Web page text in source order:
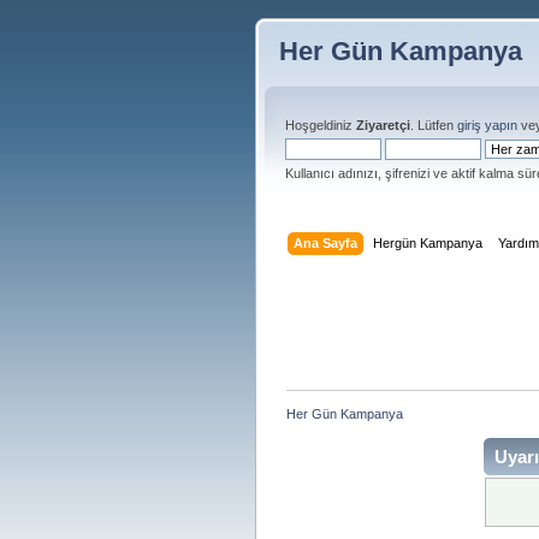
Her Gün Kampanya
Hoşgeldiniz Ziyaretçi . Lütfen giriş yapın
Kullanıcı adınızı, şifrenizi ve aktif kalma
Ana Sayfa Hergün Kampanya Yardım
Her Gün Kampanya